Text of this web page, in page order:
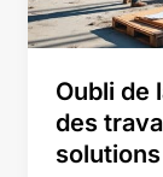
Oubli de
des
et
en
2025